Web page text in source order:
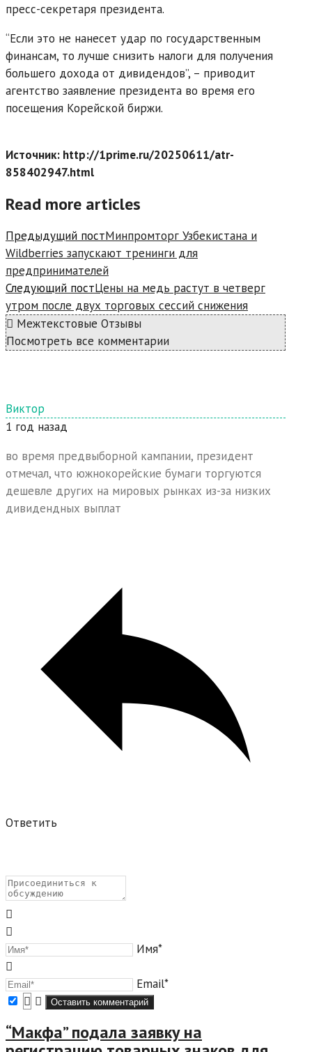
пресс-секретаря президента.
“Если это не нанесет удар по государственным
финансам, то лучше снизить налоги для получения
большего дохода от дивидендов”, – приводит
агентство заявление президента во время его
посещения Корейской биржи.
Источник: http://1prime.ru/20250611/atr-
858402947.html
Read more articles
Предыдущий постМинпромторг Узбекистана и
Wildberries запускают тренинги для
предпринимателей
Следующий постЦены на медь растут в четверг
утром после двух торговых сессий снижения
Межтекстовые Отзывы
Посмотреть все комментарии
Виктор
1 год назад
во время предвыборной кампании, президент
отмечал, что южнокорейские бумаги торгуются
дешевле других на мировых рынках из-за низких
дивидендных выплат
Ответить
Имя*
Email*
“Макфа” подала заявку на